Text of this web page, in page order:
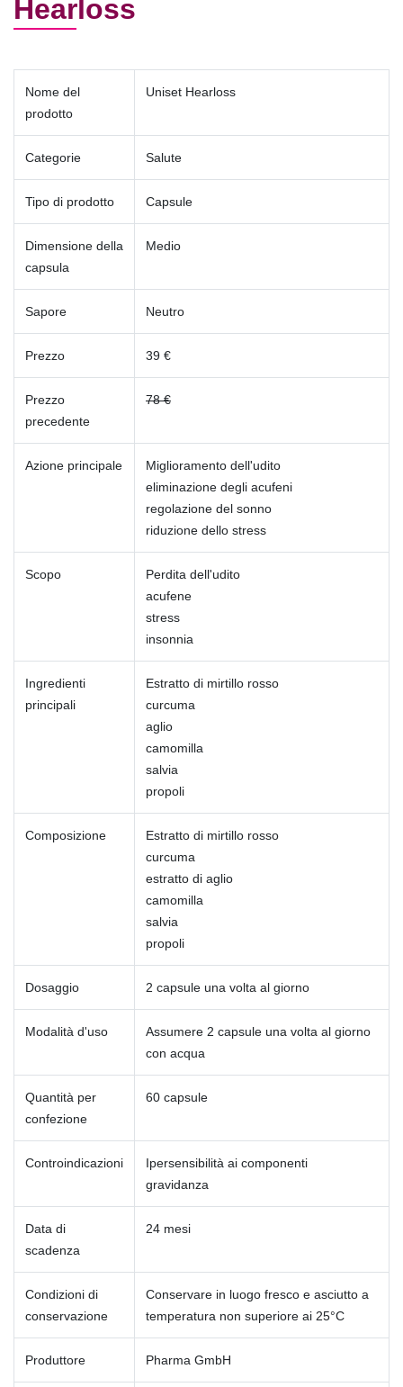
Hearloss
Nome del
prodotto
Uniset Hearloss
Categorie Salute
Tipo di prodotto Capsule
Dimensione della
capsula
Medio
Sapore Neutro
Prezzo 39 €
Prezzo
precedente
78 €
Azione principale
Miglioramento dell'udito
eliminazione degli acufeni
regolazione del sonno
riduzione dello stress
Scopo
Perdita dell'udito
acufene
stress
insonnia
Ingredienti
principali
Estratto di mirtillo rosso
curcuma
aglio
camomilla
salvia
propoli
Composizione
Estratto di mirtillo rosso
curcuma
estratto di aglio
camomilla
salvia
propoli
Dosaggio 2 capsule una volta al giorno
Modalità d'uso
Assumere 2 capsule una volta al giorno
con acqua
Quantità per
confezione
60 capsule
Controindicazioni
Ipersensibilità ai componenti
gravidanza
Data di
scadenza
24 mesi
Condizioni di
conservazione
Conservare in luogo fresco e asciutto a
temperatura non superiore ai 25°C
Produttore Pharma GmbH